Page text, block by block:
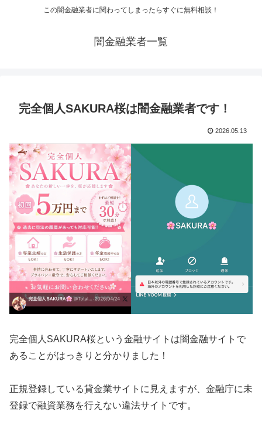
この闇金融業者に関わってしまったらすぐに無料相談！
闇金融業者一覧
完全個人SAKURA桜は闇金融業者です！
2026.05.13
完全個人SAKURA桜 という金融サイトは闇金融サイトで
あることがはっきりと分かりました！
正規登録している貸金業サイトに見えますが、金融庁に未
登録で融資業務を行えない違法サイトです。